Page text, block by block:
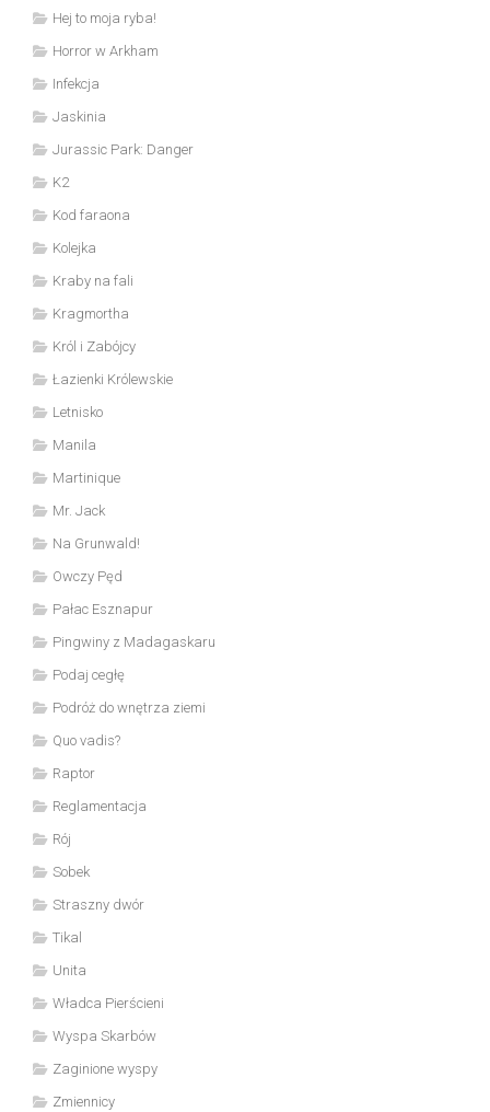
Hej to moja ryba!
Horror w Arkham
Infekcja
Jaskinia
Jurassic Park: Danger
K2
Kod faraona
Kolejka
Kraby na fali
Kragmortha
Król i Zabójcy
Łazienki Królewskie
Letnisko
Manila
Martinique
Mr. Jack
Na Grunwald!
Owczy Pęd
Pałac Esznapur
Pingwiny z Madagaskaru
Podaj cegłę
Podróż do wnętrza ziemi
Quo vadis?
Raptor
Reglamentacja
Rój
Sobek
Straszny dwór
Tikal
Unita
Władca Pierścieni
Wyspa Skarbów
Zaginione wyspy
Zmiennicy